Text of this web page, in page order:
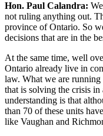
Hon. Paul Calandra:
not ruling anything out.
province of Ontario. So
decisions that are in the
At the same time, well
Ontario already live in
law. What we are
that is solving the crisis
understanding is that
than 70 of these units
like Vaughan and